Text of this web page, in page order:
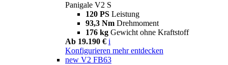
Panigale V2 S
120 PS Leistung
93,3 Nm Drehmoment
176 kg Gewicht ohne Kraftstoff
Ab 19.190 € i
Konfigurieren mehr entdecken
new V2 FB63